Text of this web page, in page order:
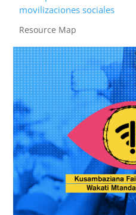
movilizaciones sociales
Resource Map